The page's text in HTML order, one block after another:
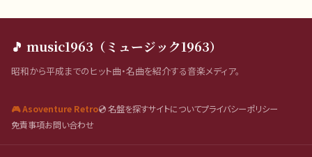
🎵 music1963（ミュージック1963）
昭和から平成までのヒット曲・名曲を紹介する音楽メディア。
🎮 Asoventure Retro💿 名盤を探すサイトについてプライバシーポリシー
免責事項お問い合わせ